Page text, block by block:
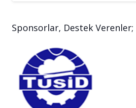
Sponsorlar, Destek Verenler;